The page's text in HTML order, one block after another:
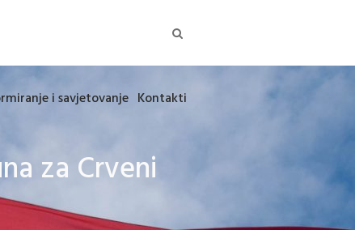
i savjetovanje Kontakti
za Crveni